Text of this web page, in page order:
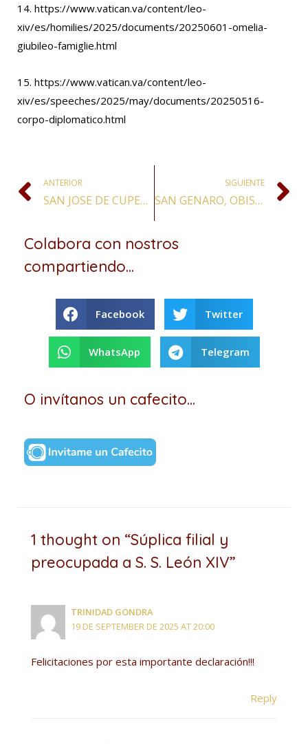
14. https://www.vatican.va/content/leo-
xiv/es/homilies/2025/documents/20250601-omelia-
giubileo-famiglie.html
15. https://www.vatican.va/content/leo-
xiv/es/speeches/2025/may/documents/20250516-
corpo-diplomatico.html
ANTERIOR
SAN JOSE DE CUPERTINO, CONFESOR
SIGUIENTE
SAN GENARO, OBISPO Y MÁRTIR
Colabora con nostros
compartiendo...
Facebook Twitter
WhatsApp Telegram
O invítanos un cafecito...
1 thought on “Súplica filial y
preocupada a S. S. León XIV”
TRINIDAD GONDRA
19 DE SEPTEMBER DE 2025 AT 20:00
Felicitaciones por esta importante declaración!!!
Reply